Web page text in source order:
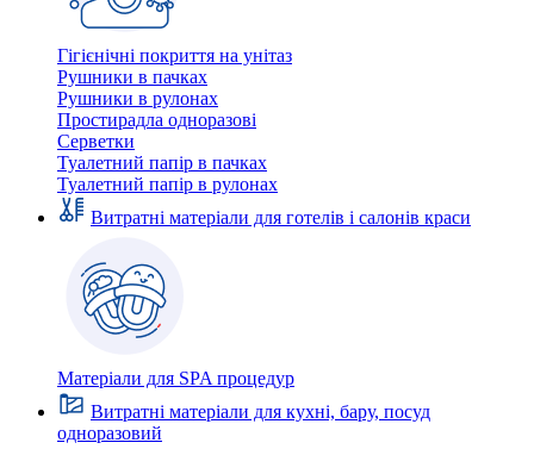
Гігієнічні покриття на унітаз
Рушники в пачках
Рушники в рулонах
Простирадла одноразові
Серветки
Туалетний папір в пачках
Туалетний папір в рулонах
Витратні матеріали для готелів і салонів краси
Матеріали для SPA процедур
Витратні матеріали для кухні, бару, посуд
одноразовий